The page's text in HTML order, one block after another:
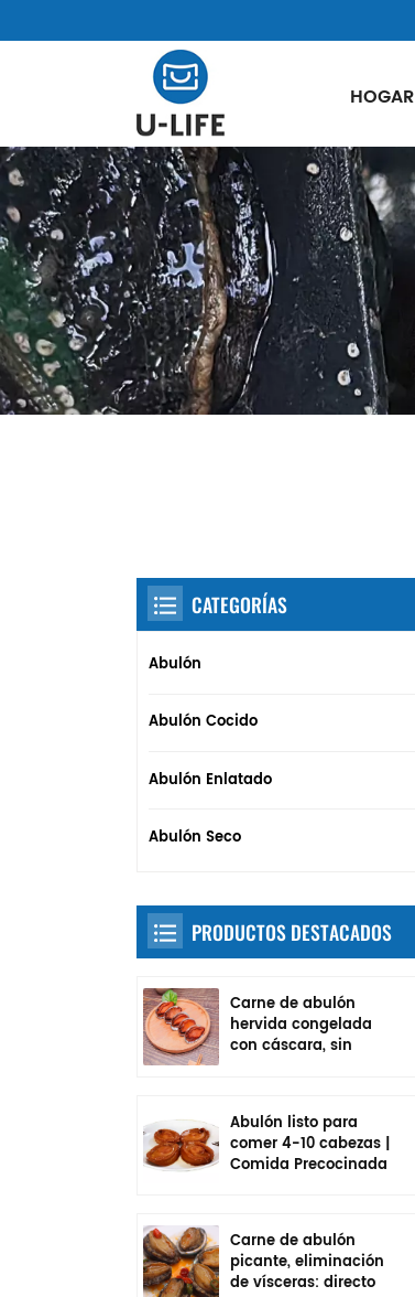
HOGAR
CATEGORÍAS
Abulón
Abulón Cocido
Abulón Enlatado
Abulón Seco
PRODUCTOS DESTACADOS
Carne de abulón
hervida congelada
con cáscara, sin
Abulón listo para
comer 4-10 cabezas |
Comida Precocinada
Carne de abulón
picante, eliminación
de vísceras: directo